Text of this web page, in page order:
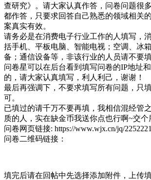
查研究》。请大家认真作答，问卷问题很
都作答，只要求回答自己熟悉的领域相关
案真实有效。
请务必是在消费电子行业工作的人填写，
括手机、平板电脑、智能电视；空调、冰
备；通信设备等，非该行业的人员请不要
问卷星可以在后台看到填写问卷的IP地址
的，请大家认真填写，利人利己，谢谢！
最后再强调下，不要求填写所有问题，只
可。
已填过的请千万不要再填，我相信混经管
质的人，实在缺金币我送你点也行啊~交个
问卷网页链接: https://www.wjx.cn/jq/
问卷二维码链接：
填完后请在回帖中先选择添加附件，上传